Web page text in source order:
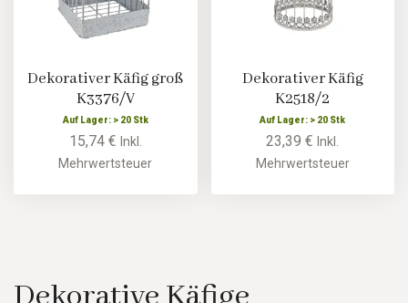
Dekorativer Käfig groß
K3376/V
Auf Lager: > 20 Stk
15,74 € Inkl.
Mehrwertsteuer
Dekorativer Käfig
K2518/2
Auf Lager: > 20 Stk
23,39 €Inkl.
Mehrwertsteuer